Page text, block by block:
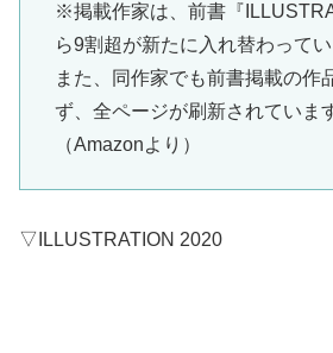
※掲載作家は、前書『
ら9割超が新たに入れ替わってい
また、同作家でも前書掲載の作
ず、全ページが刷新されていま
（Amazonより）
▽ILLUSTRATION 2020